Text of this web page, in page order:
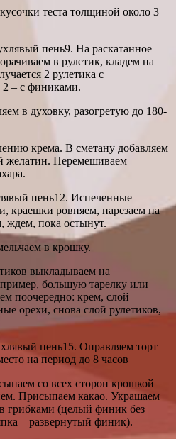
теста толщиной около 3
9. На раскатанное
в рулетик, кладем на
2 рулетика с
2 – с финиками.
в духовку, разогретую до 180-
крема. В сметану добавляем
желатин. Перемешиваем
12. Испеченные
краешки ровняем, нарезаем на
ждем, пока остынут.
в крошку.
выкладываем на
большую тарелку или
поочередно: крем, слой
орехи, снова слой рулетиков,
15. Оправляем торт
на период до 8 часов
со всех сторон крошкой
Присыпаем какао. Украшаем
грибками (целый финик без
– развернутый финик).